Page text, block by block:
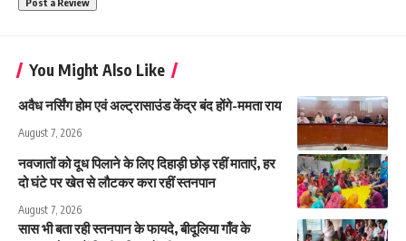
You Might Also Like
अवैध नर्सिंग होम एवं अल्ट्रासाउंड केंद्र बंद होंगे-ममता राय
August 7, 2026
नवजातों को दूध पिलाने के लिए दिहाड़ी छोड़ रहीं माताएं, हर
दो घंटे पर खेत से लौटकर करा रहीं स्तनपान
August 7, 2026
सास भी बता रही स्तनपान के फायदे, बीदूलिया गाँव के